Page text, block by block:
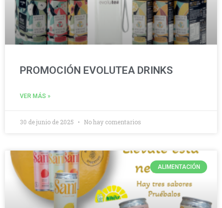
PROMOCIÓN EVOLUTEA DRINKS
VER MÁS »
30 de junio de 2025 No hay comentarios
ALIMENTACIÓN